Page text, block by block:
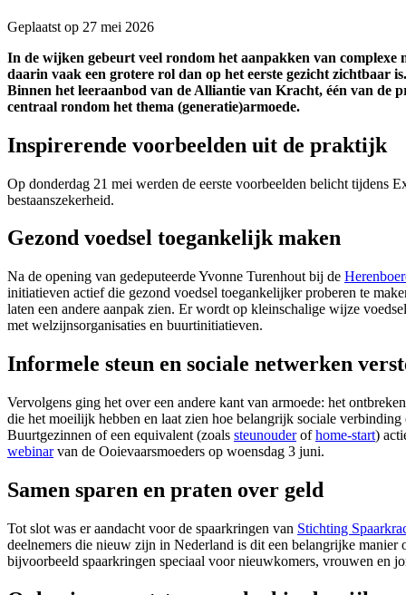
Geplaatst op 27 mei 2026
In de wijken gebeurt veel rondom het aanpakken van complexe
daarin vaak een grotere rol dan op het eerste gezicht zichtbaar
Binnen het leeraanbod van de Alliantie van Kracht, één van de
centraal rondom het thema (generatie)armoede.
Inspirerende voorbeelden uit de praktijk
Op donderdag 21 mei werden de eerste voorbeelden belicht tijdens
bestaanszekerheid.
Gezond voedsel toegankelijk maken
Na de opening van gedeputeerde Yvonne Turenhout bij de
initiatieven actief die gezond voedsel toegankelijker proberen te
laten een andere aanpak zien. Er wordt op kleinschalige wijze
met welzijnsorganisaties en buurtinitiatieven.
Informele steun en sociale netwerken
Vervolgens ging het over een andere kant van armoede: het
die het moeilijk hebben en laat zien hoe belangrijk sociale
Buurtgezinnen of een equivalent (zoals steunouderofhome-start)
webinarvan de Ooievaarsmoeders op woensdag 3 juni.
Samen sparen en praten over geld
Tot slot was er aandacht voor de spaarkringen van Stichting
deelnemers die nieuw zijn in Nederland is dit een belangrijke
bijvoorbeeld spaarkringen speciaal voor nieuwkomers, vrouwen en